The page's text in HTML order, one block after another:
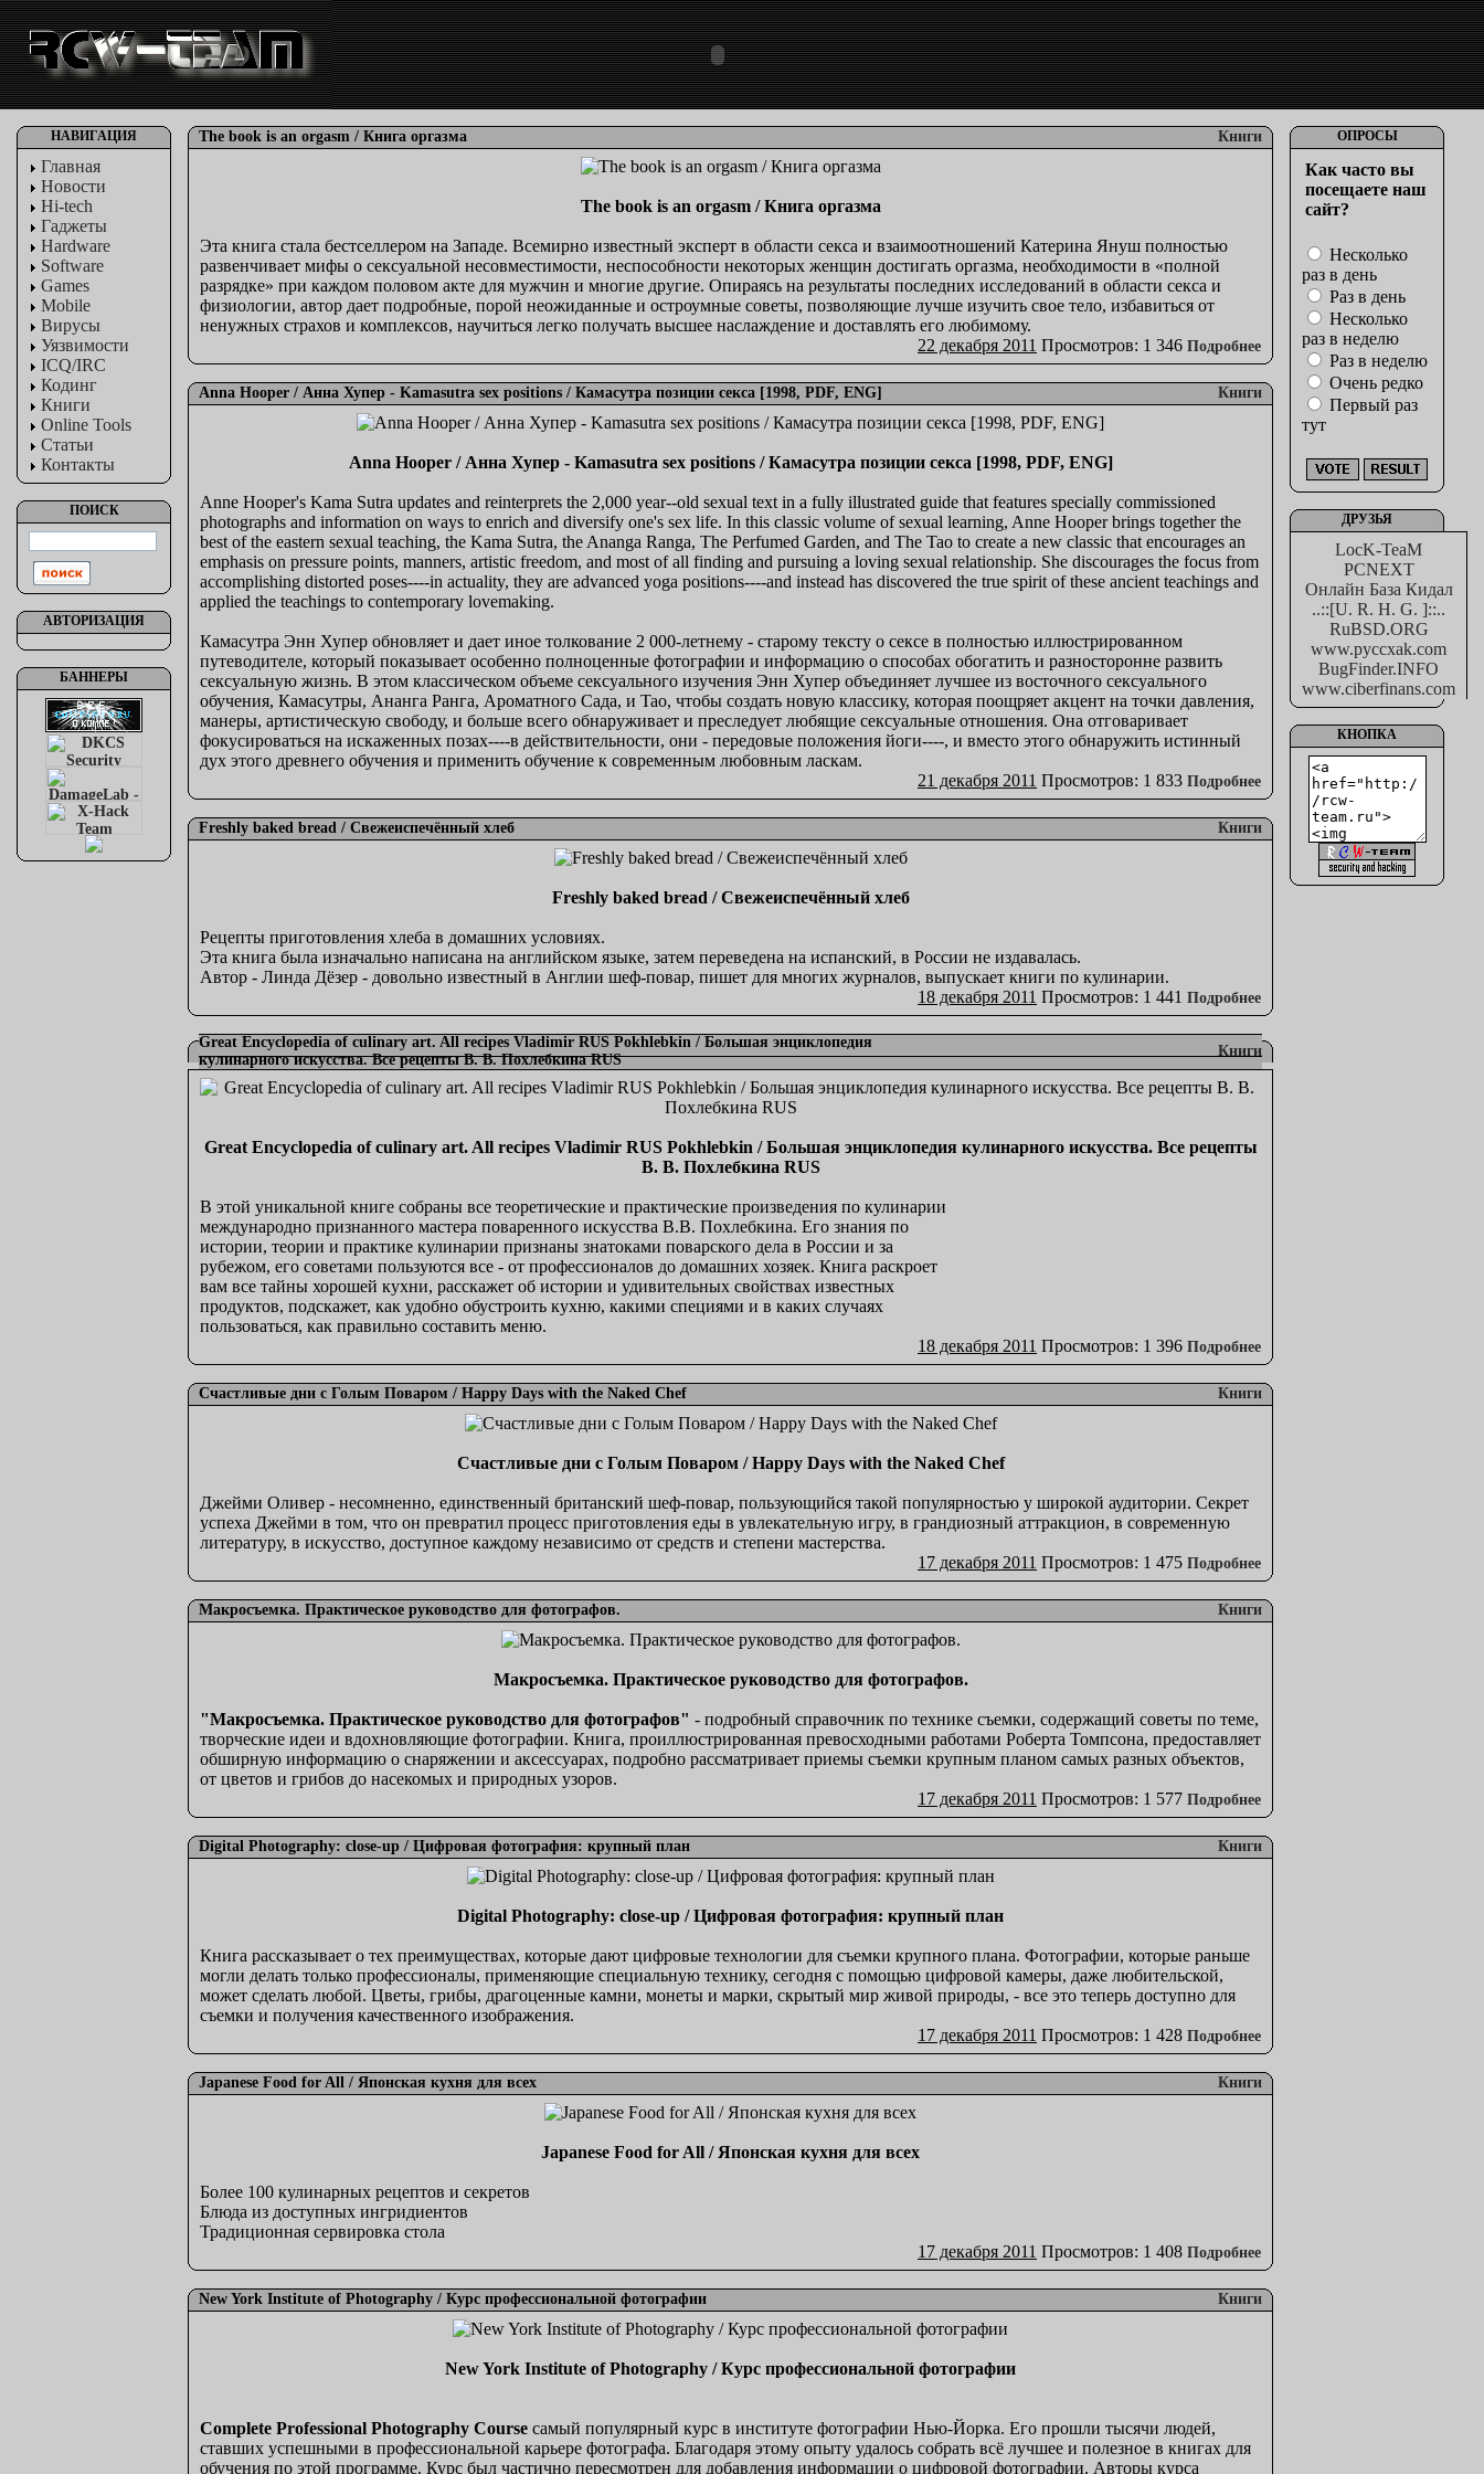
НАВИГАЦИЯ
Главная
Новости
Hi-tech
Гаджеты
Hardware
Software
Games
Mobile
Вирусы
Уязвимости
ICQ/IRC
Кодинг
Книги
Online Tools
Статьи
Контакты
ПОИСК
АВТОРИЗАЦИЯ
БАННЕРЫ
The book is an orgasm / Книга оргазма Книги
The book is an orgasm / Книга оргазма
Эта книга стала бестселлером на Западе. Всемирно известный эксперт в области секса и взаимоотношений Катерина Януш полностью
развенчивает мифы о сексуальной несовместимости, неспособности некоторых женщин достигать оргазма, необходимости в «полной
разрядке» при каждом половом акте для мужчин и многие другие. Опираясь на результаты последних исследований в области секса и
физиологии, автор дает подробные, порой неожиданные и остроумные советы, позволяющие лучше изучить свое тело, избавиться от
ненужных страхов и комплексов, научиться легко получать высшее наслаждение и доставлять его любимому.
22 декабря 2011 Просмотров: 1 346 Подробнее
Anna Hooper / Анна Хупер - Kamasutra sex positions / Камасутра позиции секса [1998, PDF, ENG] Книги
Anna Hooper / Анна Хупер - Kamasutra sex positions / Камасутра позиции секса [1998, PDF, ENG]
Anne Hooper's Kama Sutra updates and reinterprets the 2,000 year--old sexual text in a fully illustrated guide that features specially commissioned
photographs and information on ways to enrich and diversify one's sex life. In this classic volume of sexual learning, Anne Hooper brings together the
best of the eastern sexual teaching, the Kama Sutra, the Ananga Ranga, The Perfumed Garden, and The Tao to create a new classic that encourages an
emphasis on pressure points, manners, artistic freedom, and most of all finding and pursuing a loving sexual relationship. She discourages the focus from
accomplishing distorted poses----in actuality, they are advanced yoga positions----and instead has discovered the true spirit of these ancient teachings and
applied the teachings to contemporary lovemaking.
Камасутра Энн Хупер обновляет и дает иное толкование 2 000-летнему - старому тексту о сексе в полностью иллюстрированном
путеводителе, который показывает особенно полноценные фотографии и информацию о способах обогатить и разносторонне развить
сексуальную жизнь. В этом классическом объеме сексуального изучения Энн Хупер объединяет лучшее из восточного сексуального
обучения, Камасутры, Ананга Ранга, Ароматного Сада, и Tao, чтобы создать новую классику, которая поощряет акцент на точки давления,
манеры, артистическую свободу, и больше всего обнаруживает и преследует любящие сексуальные отношения. Она отговаривает
фокусироваться на искаженных позах----в действительности, они - передовые положения йоги----, и вместо этого обнаружить истинный
дух этого древнего обучения и применить обучение к современным любовным ласкам.
21 декабря 2011 Просмотров: 1 833 Подробнее
Freshly baked bread / Свежеиспечённый хлеб Книги
Freshly baked bread / Свежеиспечённый хлеб
Рецепты приготовления хлеба в домашних условиях.
Эта книга была изначально написана на английском языке, затем переведена на испанский, в России не издавалась.
Автор - Линда Дёзер - довольно известный в Англии шеф-повар, пишет для многих журналов, выпускает книги по кулинарии.
18 декабря 2011 Просмотров: 1 441 Подробнее
Great Encyclopedia of culinary art. All recipes Vladimir RUS Pokhlebkin / Большая энциклопедия
кулинарного искусства. Все рецепты В. В. Похлебкина RUS
Книги
Great Encyclopedia of culinary art. All recipes Vladimir RUS Pokhlebkin / Большая энциклопедия кулинарного искусства. Все рецепты
В. В. Похлебкина RUS
В этой уникальной книге собраны все теоретические и практические произведения по кулинарии
международно признанного мастера поваренного искусства В.В. Похлебкина. Его знания по
истории, теории и практике кулинарии признаны знатоками поварского дела в России и за
рубежом, его советами пользуются все - от профессионалов до домашних хозяек. Книга раскроет
вам все тайны хорошей кухни, расскажет об истории и удивительных свойствах известных
продуктов, подскажет, как удобно обустроить кухню, какими специями и в каких случаях
пользоваться, как правильно составить меню.
18 декабря 2011 Просмотров: 1 396 Подробнее
Счастливые дни с Голым Поваром / Happy Days with the Naked Chef Книги
Счастливые дни с Голым Поваром / Happy Days with the Naked Chef
Джейми Оливер - несомненно, единственный британский шеф-повар, пользующийся такой популярностью у широкой аудитории. Секрет
успеха Джейми в том, что он превратил процесс приготовления еды в увлекательную игру, в грандиозный аттракцион, в современную
литературу, в искусство, доступное каждому независимо от средств и степени мастерства.
17 декабря 2011 Просмотров: 1 475 Подробнее
Макросъемка. Практическое руководство для фотографов. Книги
Макросъемка. Практическое руководство для фотографов.
"Макросъемка. Практическое руководство для фотографов" - подробный справочник по технике съемки, содержащий советы по теме,
творческие идеи и вдохновляющие фотографии. Книга, проиллюстрированная превосходными работами Роберта Томпсона, предоставляет
обширную информацию о снаряжении и аксессуарах, подробно рассматривает приемы съемки крупным планом самых разных объектов,
от цветов и грибов до насекомых и природных узоров.
17 декабря 2011 Просмотров: 1 577 Подробнее
Digital Photography: close-up / Цифровая фотография: крупный план Книги
Digital Photography: close-up / Цифровая фотография: крупный план
Книга рассказывает о тех преимуществах, которые дают цифровые технологии для съемки крупного плана. Фотографии, которые раньше
могли делать только профессионалы, применяющие специальную технику, сегодня с помощью цифровой камеры, даже любительской,
может сделать любой. Цветы, грибы, драгоценные камни, монеты и марки, скрытый мир живой природы, - все это теперь доступно для
съемки и получения качественного изображения.
17 декабря 2011 Просмотров: 1 428 Подробнее
Japanese Food for All / Японская кухня для всех Книги
Japanese Food for All / Японская кухня для всех
Более 100 кулинарных рецептов и секретов
Блюда из доступных ингридиентов
Традиционная сервировка стола
17 декабря 2011 Просмотров: 1 408 Подробнее
New York Institute of Photography / Курс профессиональной фотографии Книги
New York Institute of Photography / Курс профессиональной фотографии
Complete Professional Photography Course самый популярный курс в институте фотографии Нью-Йорка. Его прошли тысячи людей,
ставших успешными в профессиональной карьере фотографа. Благодаря этому опыту удалось собрать всё лучшее и полезное в книгах для
обучения по этой программе. Курс был частично пересмотрен для добавления информации о цифровой фотографии. Авторы курса
ОПРОСЫ
Как часто вы
посещаете наш
сайт?
Несколько
раз в день
Раз в день
Несколько
раз в неделю
Раз в неделю
Очень редко
Первый раз
тут
ДРУЗЬЯ
LocK-TeaM
PCNEXT
Онлайн База Кидал
..::[U. R. H. G. ]::..
RuBSD.ORG
www.pyccxak.com
BugFinder.INFO
www.ciberfinans.com
КНОПКА